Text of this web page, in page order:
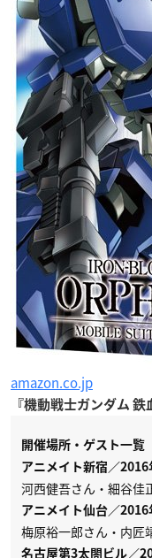
amazon.co.jp
『機動戦士ガンダム
開催場所・ゲスト一覧
アニメイト新宿／
河西健吾さん・細谷佳
アニメイト仙台／
梅原裕一郎さん・内匠
名古屋第3太閤ビル／